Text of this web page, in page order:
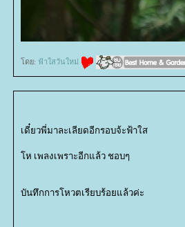
ดย: ฟ้าใสวันใหม่
เดี๋ยวพี่มาละเลียดอีกรอบจ้ะฟ้าใส
ห เพลงเพราะอีกแล้ว ชอบๆ
บันทึกการโหวตเรียบร้อยแล้วค่ะ